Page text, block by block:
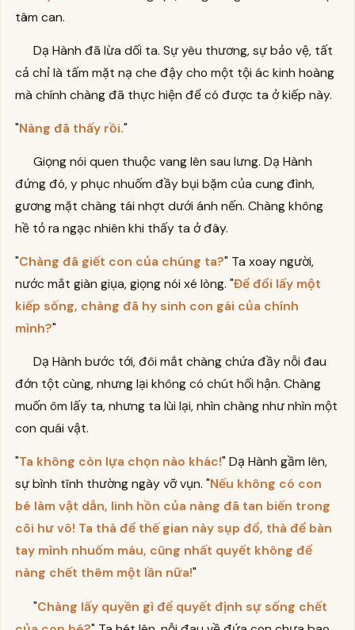
tâm can.
Dạ Hành đã lừa dối ta. Sự yêu thương, sự bảo vệ, tất
cả chỉ là tấm mặt nạ che đậy cho một tội ác kinh hoàng
mà chính chàng đã thực hiện để có được ta ở kiếp này.
"Nàng đã thấy rồi."
Giọng nói quen thuộc vang lên sau lưng. Dạ Hành
đứng đó, y phục nhuốm đầy bụi bặm của cung đình,
gương mặt chàng tái nhợt dưới ánh nến. Chàng không
hề tỏ ra ngạc nhiên khi thấy ta ở đây.
"Chàng đã giết con của chúng ta?" Ta xoay người,
nước mắt giàn giụa, giọng nói xé lòng. "Để đổi lấy một
kiếp sống, chàng đã hy sinh con gái của chính
mình?"
Dạ Hành bước tới, đôi mắt chàng chứa đầy nỗi đau
đớn tột cùng, nhưng lại không có chút hối hận. Chàng
muốn ôm lấy ta, nhưng ta lùi lại, nhìn chàng như nhìn một
con quái vật.
"Ta không còn lựa chọn nào khác!" Dạ Hành gầm lên,
sự bình tĩnh thường ngày vỡ vụn. "Nếu không có con
bé làm vật dẫn, linh hồn của nàng đã tan biến trong
cõi hư vô! Ta thà để thế gian này sụp đổ, thà để bàn
tay mình nhuốm máu, cũng nhất quyết không để
nàng chết thêm một lần nữa!"
"Chàng lấy quyền gì để quyết định sự sống chết